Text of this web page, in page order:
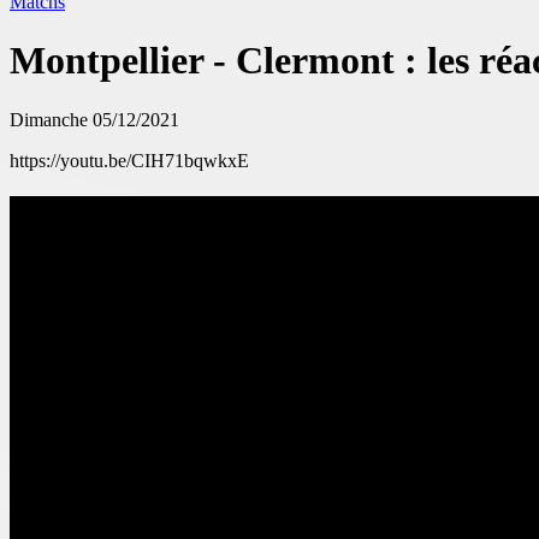
Montpellier - Clermont : les
Dimanche 05/12/2021
https://youtu.be/CIH71bqwkxE